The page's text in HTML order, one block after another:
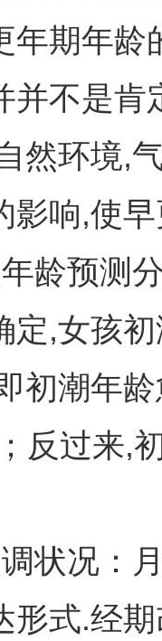
年期年龄
并不是肯
然环境,
影响,使
龄预测
定,女孩
初潮年
反过来,
状况：
形式.经